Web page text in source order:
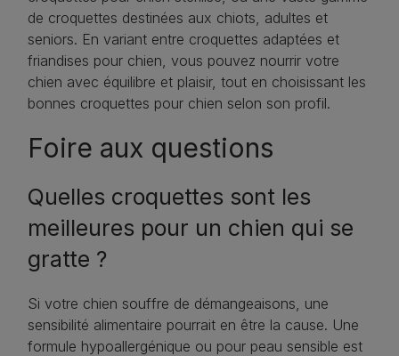
de croquettes destinées aux chiots, adultes et
seniors. En variant entre croquettes adaptées et
friandises pour chien, vous pouvez nourrir votre
chien avec équilibre et plaisir, tout en choisissant les
bonnes croquettes pour chien selon son profil.
Foire aux questions
Quelles croquettes sont les
meilleures pour un chien qui se
gratte ?
Si votre chien souffre de démangeaisons, une
sensibilité alimentaire pourrait en être la cause. Une
formule hypoallergénique ou pour peau sensible est